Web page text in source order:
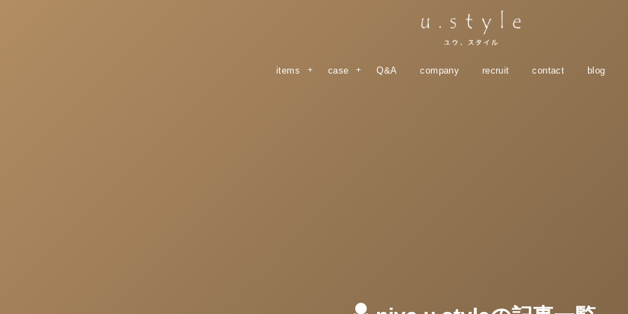
items case Q&A company recruit contact blog